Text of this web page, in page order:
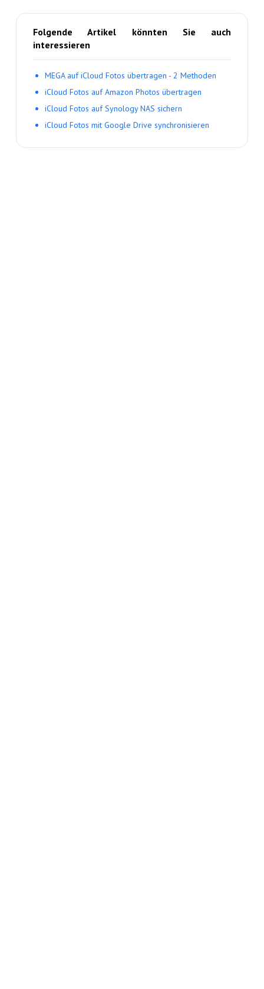
Folgende Artikel könnten Sie auch
interessieren
MEGA auf iCloud Fotos übertragen - 2 Methoden
iCloud Fotos auf Amazon Photos übertragen
iCloud Fotos auf Synology NAS sichern
iCloud Fotos mit Google Drive synchronisieren